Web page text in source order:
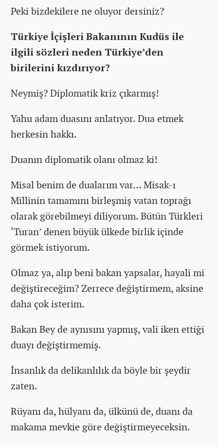
Peki bizdekilere ne oluyor dersiniz?
Türkiye İçişleri Bakanının Kudüs ile
ilgili sözleri neden Türkiye’den
birilerini kızdırıyor?
Neymiş? Diplomatik kriz çıkarmış!
Yahu adam duasını anlatıyor. Dua etmek
herkesin hakkı.
Duanın diplomatik olanı olmaz ki!
Misal benim de dualarım var… Misak-ı
Millinin tamamını birleşmiş vatan toprağı
olarak görebilmeyi diliyorum. Bütün Türkleri
‘Turan’ denen büyük ülkede birlik içinde
görmek istiyorum.
Olmaz ya, alıp beni bakan yapsalar, hayali mi
değiştireceğim? Zerrece değiştirmem, aksine
daha çok isterim.
Bakan Bey de aynısını yapmış, vali iken ettiği
duayı değiştirmemiş.
İnsanlık da delikanlılık da böyle bir şeydir
zaten.
Rüyanı da, hülyanı da, ülkünü de, duanı da
makama mevkie göre değiştirmeyeceksin.